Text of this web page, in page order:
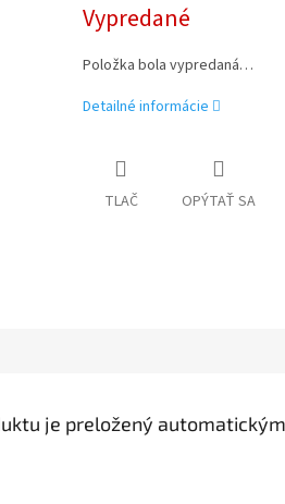
Vypredané
Položka bola vypredaná…
Detailné informácie
TLAČ OPÝTAŤ SA